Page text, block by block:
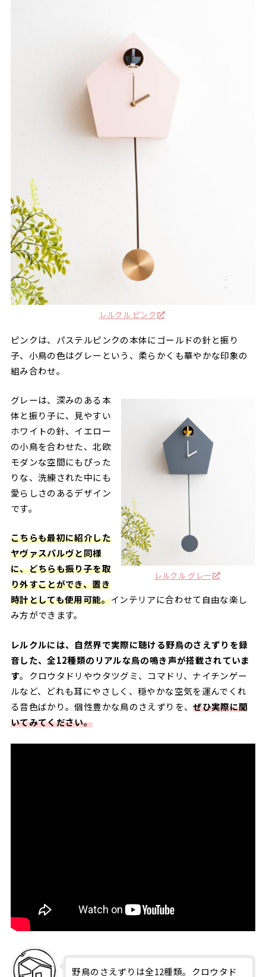
レルクル ピンク
ピンクは、パステルピンクの本体にゴールドの針と振り
子、小鳥の色はグレーという、柔らかくも華やかな印象の
組み合わせ。
レルクル グレー
グレーは、深みのある本
体と振り子に、見やすい
ホワイトの針、イエロー
の小鳥を合わせた、北欧
モダンな空間にもぴった
りな、洗練された中にも
愛らしさのあるデザイン
です。
こちらも最初に紹介した
ヤヴァスパルヴと同様
に、どちらも振り子を取
り外すことができ、置き
時計としても使用可能。インテリアに合わせて自由な楽し
み方ができます。
レルクルには、自然界で実際に聴ける野鳥のさえずりを録
音した、全12種類のリアルな鳥の鳴き声が搭載されていま
す。クロウタドリやウタツグミ、コマドリ、ナイチンゲー
ルなど、どれも耳にやさしく、穏やかな空気を運んでくれ
る音色ばかり。個性豊かな鳥のさえずりを、ぜひ実際に聞
いてみてください。
野鳥のさえずりは全12種類。クロウタド